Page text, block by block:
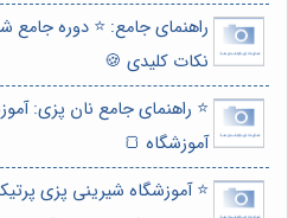
راهنمای جامع: ⭐️ دوره
نکات کلیدی 🍪
⭐️ راهنمای جامع نان پزی:
آموزشگاه 🍞
⭐️ آموزشگاه شیرینی پزی